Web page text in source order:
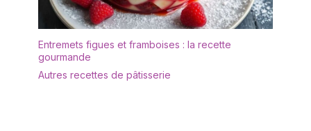
soigneusement protégé
par un emballage en
mousse robuste pour
garantir une réception
(Note : Socle et dôme
Entremets figues et framboises : la recette
gourmande
Autres recettes de pâtisserie